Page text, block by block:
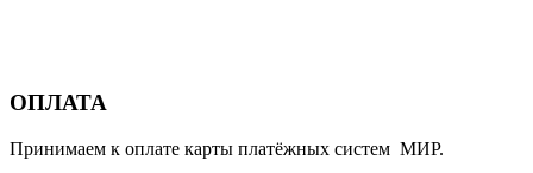
ОПЛАТА
Принимаем к оплате карты платёжных систем МИР.